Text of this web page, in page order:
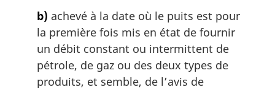
b) achevé à la date où le puits est pour
la première fois mis en état de fournir
un débit constant ou intermittent de
pétrole, de gaz ou des deux types de
produits, et semble, de l’avis de